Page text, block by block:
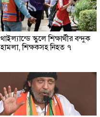
থাইল্যান্ডে স্কুলে শিক্ষার্থীর বন্দুক
হামলা, শিক্ষকসহ নিহত ৭